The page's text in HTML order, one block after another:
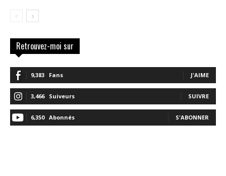
Retrouvez-moi sur
9,383 Fans J'AIME
3,466 Suiveurs SUIVRE
6,350 Abonnés S'ABONNER